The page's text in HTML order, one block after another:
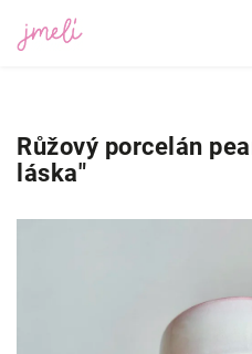
Růžový porcelán
láska"